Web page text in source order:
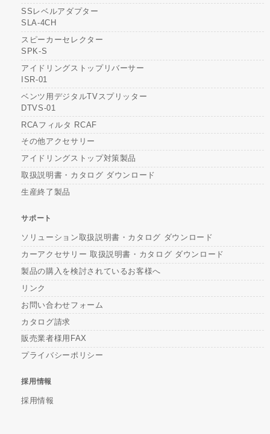
SSレベルアダプター
SLA-4CH
スピーカーセレクター
SPK-S
アイドリングストップリバーサー
ISR-01
ベンツ用デジタルTVスプリッター
DTVS-01
RCAフィルタ RCAF
その他アクセサリー
アイドリングストップ対策製品
取扱説明書・カタログ ダウンロード
生産終了製品
サポート
ソリューション取扱説明書・カタログ ダウンロード
カーアクセサリー 取扱説明書・カタログ ダウンロード
製品の購入を検討されているお客様へ
リンク
お問い合わせフォーム
カタログ請求
販売業者様用FAX
プライバシーポリシー
採用情報
採用情報